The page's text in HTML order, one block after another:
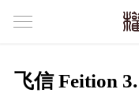
飞信 Feition